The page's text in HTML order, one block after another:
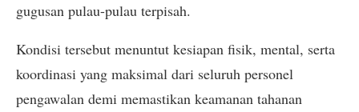
gugusan pulau-pulau terpisah.
Kondisi tersebut menuntut kesiapan fisik, mental, serta
koordinasi yang maksimal dari seluruh personel
pengawalan demi memastikan keamanan tahanan